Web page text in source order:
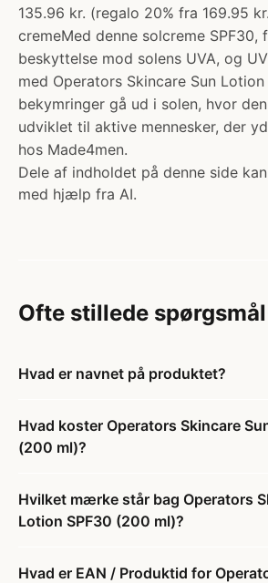
135.96 kr. (regalo 20% fra 169.95
cremeMed denne solcreme SPF30,
beskyttelse mod solens UVA, og
med Operators Skincare Sun Lotion
bekymringer gå ud i solen, hvor
udviklet til aktive mennesker, der
hos Made4men.
Dele af indholdet på denne side
med hjælp fra AI.
Ofte stillede spørgsmål
Hvad er navnet på produktet?
Hvad koster Operators Skincare
(200 ml)?
Hvilket mærke står bag Operators
Lotion SPF30 (200 ml)?
Hvad er EAN / Produktid for